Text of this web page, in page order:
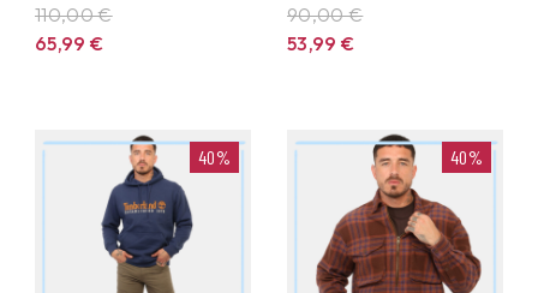
110,00 €
65,99€
90,00 €
53,99€
40% 40%